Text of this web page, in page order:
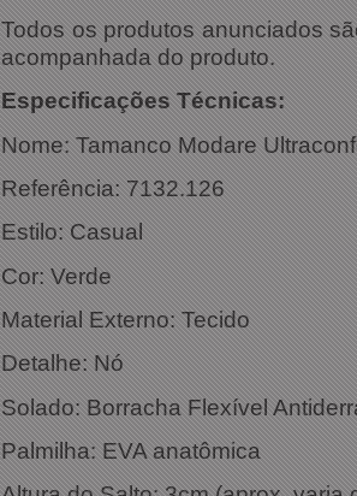
Todos os produtos anunciados
acompanhada do produto.
Nome: Tamanco Modare
Referência:
Estilo: Casual
Cor:
Material Externo: Tecido
Detalhe: Nó
Solado: Borracha Flexível
Palmilha: EVA anatômica